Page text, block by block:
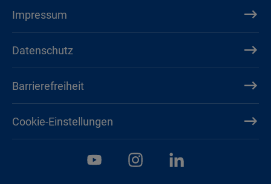
Impressum
Datenschutz
Barrierefreiheit
Cookie-Einstellungen